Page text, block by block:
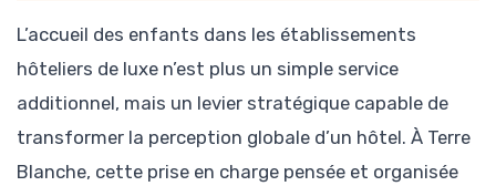
L’accueil des enfants dans les établissements
hôteliers de luxe n’est plus un simple service
additionnel, mais un levier stratégique capable de
transformer la perception globale d’un hôtel. À Terre
Blanche, cette prise en charge pensée et organisée